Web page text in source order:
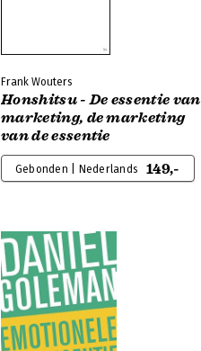
Frank Wouters
Honshitsu - De essentie van
marketing, de marketing
van de essentie
Gebonden | Nederlands 149,-